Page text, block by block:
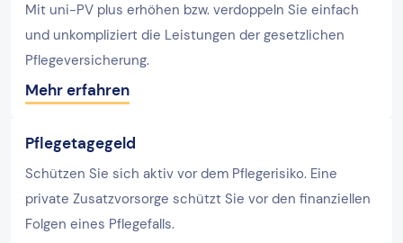
Mit uni-PV plus erhöhen bzw. verdoppeln Sie einfach
und unkompliziert die Leistungen der gesetzlichen
Pflegeversicherung.
Mehr erfahren
Pflegetagegeld
Schützen Sie sich aktiv vor dem Pflegerisiko. Eine
private Zusatzvorsorge schützt Sie vor den finanziellen
Folgen eines Pflegefalls.